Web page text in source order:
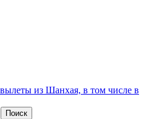
из Шанхая, в том числе в
Поиск